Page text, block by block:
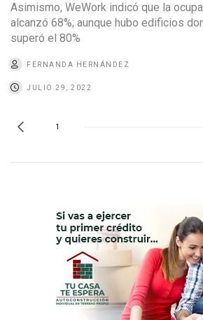
Asimismo, WeWork indicó que la
alcanzó 68%; aunque hubo edificios
superó el 80%
FERNANDA HERNÁNDEZ
JULIO 29, 2022
1